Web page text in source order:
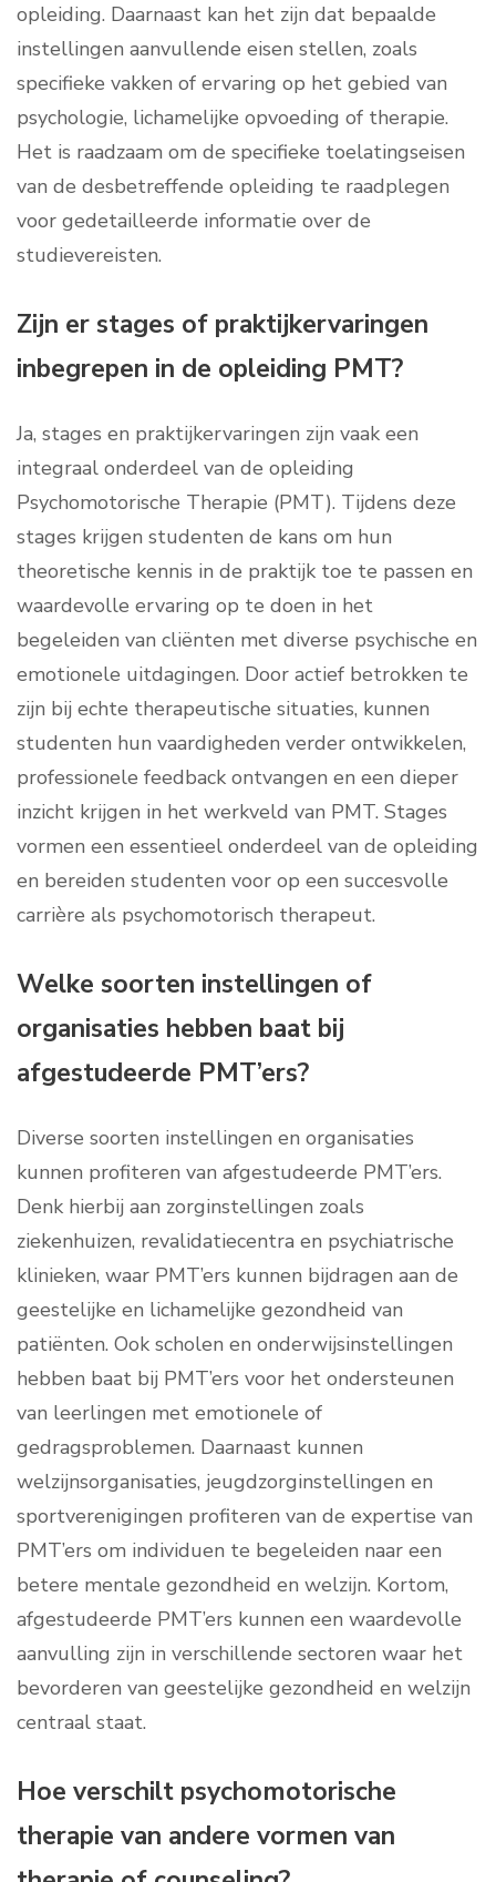
opleiding. Daarnaast kan het zijn dat bepaalde
instellingen aanvullende eisen stellen, zoals
specifieke vakken of ervaring op het gebied van
psychologie, lichamelijke opvoeding of therapie.
Het is raadzaam om de specifieke toelatingseisen
van de desbetreffende opleiding te raadplegen
voor gedetailleerde informatie over de
studievereisten.
Zijn er stages of praktijkervaringen
inbegrepen in de opleiding PMT?
Ja, stages en praktijkervaringen zijn vaak een
integraal onderdeel van de opleiding
Psychomotorische Therapie (PMT). Tijdens deze
stages krijgen studenten de kans om hun
theoretische kennis in de praktijk toe te passen en
waardevolle ervaring op te doen in het
begeleiden van cliënten met diverse psychische en
emotionele uitdagingen. Door actief betrokken te
zijn bij echte therapeutische situaties, kunnen
studenten hun vaardigheden verder ontwikkelen,
professionele feedback ontvangen en een dieper
inzicht krijgen in het werkveld van PMT. Stages
vormen een essentieel onderdeel van de opleiding
en bereiden studenten voor op een succesvolle
carrière als psychomotorisch therapeut.
Welke soorten instellingen of
organisaties hebben baat bij
afgestudeerde PMT’ers?
Diverse soorten instellingen en organisaties
kunnen profiteren van afgestudeerde PMT’ers.
Denk hierbij aan zorginstellingen zoals
ziekenhuizen, revalidatiecentra en psychiatrische
klinieken, waar PMT’ers kunnen bijdragen aan de
geestelijke en lichamelijke gezondheid van
patiënten. Ook scholen en onderwijsinstellingen
hebben baat bij PMT’ers voor het ondersteunen
van leerlingen met emotionele of
gedragsproblemen. Daarnaast kunnen
welzijnsorganisaties, jeugdzorginstellingen en
sportverenigingen profiteren van de expertise van
PMT’ers om individuen te begeleiden naar een
betere mentale gezondheid en welzijn. Kortom,
afgestudeerde PMT’ers kunnen een waardevolle
aanvulling zijn in verschillende sectoren waar het
bevorderen van geestelijke gezondheid en welzijn
centraal staat.
Hoe verschilt psychomotorische
therapie van andere vormen van